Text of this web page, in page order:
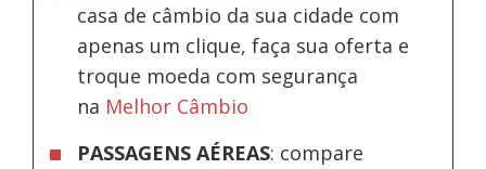
casa de câmbio da sua cidade com
apenas um clique, faça sua oferta e
troque moeda com segurança
na Melhor Câmbio
PASSAGENS AÉREAS: compare